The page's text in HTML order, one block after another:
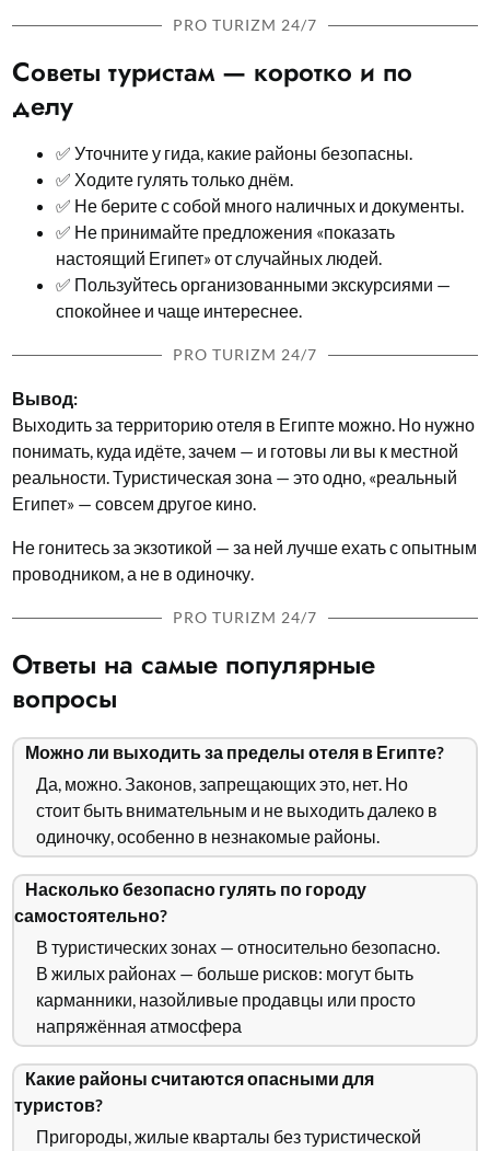
PRO TURIZM 24/7
Советы туристам — коротко и по
делу
✅ Уточните у гида, какие районы безопасны.
✅ Ходите гулять только днём.
✅ Не берите с собой много наличных и документы.
✅ Не принимайте предложения «показать
настоящий Египет» от случайных людей.
✅ Пользуйтесь организованными экскурсиями —
спокойнее и чаще интереснее.
PRO TURIZM 24/7
Вывод:
Выходить за территорию отеля в Египте можно. Но нужно
понимать, куда идёте, зачем — и готовы ли вы к местной
реальности. Туристическая зона — это одно, «реальный
Египет» — совсем другое кино.
Не гонитесь за экзотикой — за ней лучше ехать с опытным
проводником, а не в одиночку.
PRO TURIZM 24/7
Ответы на самые популярные
вопросы
Можно ли выходить за пределы отеля в Египте?
Да, можно. Законов, запрещающих это, нет. Но
стоит быть внимательным и не выходить далеко в
одиночку, особенно в незнакомые районы.
Насколько безопасно гулять по городу
самостоятельно?
В туристических зонах — относительно безопасно.
В жилых районах — больше рисков: могут быть
карманники, назойливые продавцы или просто
напряжённая атмосфера
Какие районы считаются опасными для
туристов?
Пригороды, жилые кварталы без туристической